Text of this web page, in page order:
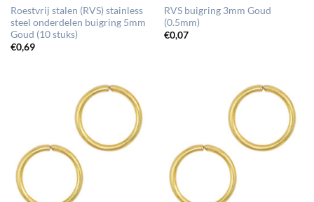
Roestvrij stalen (RVS) stainless
steel onderdelen buigring 5mm
Goud (10 stuks)
€0,69
RVS buigring 3mm Goud
(0.5mm)
€0,07